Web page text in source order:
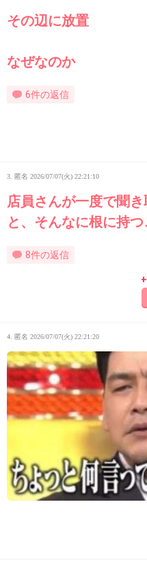
その辺に放置
なぜなのか
6件の返信
3. 匿名 2026/07/07(火) 22:21:10
店員さんが一度で聞
と、そんなに根に持つ
8件の返信
4. 匿名 2026/07/07(火) 22:21:20